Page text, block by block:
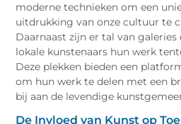
moderne technieken om een
uitdrukking van onze cultuur te
Daarnaast zijn er tal van galeries
lokale kunstenaars hun werk
Deze plekken bieden een
om hun werk te delen met een
bij aan de levendige
De Invloed van Kunst op